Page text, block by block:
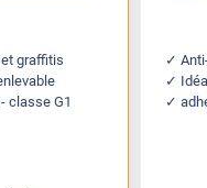
graffitis
classe G1